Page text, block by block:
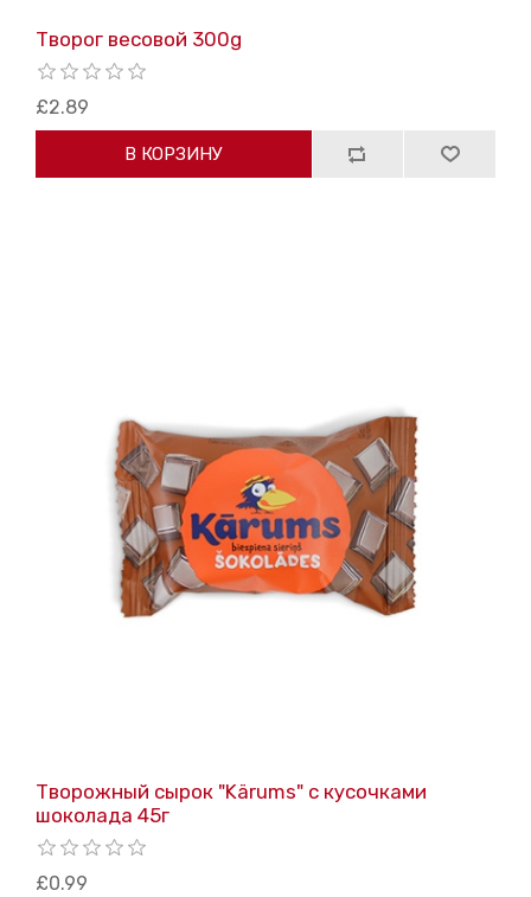
Творог весовой 300g
£2.89
В КОРЗИНУ
Творожный сырок "Kärums" с кусочками
шоколада 45г
£0.99